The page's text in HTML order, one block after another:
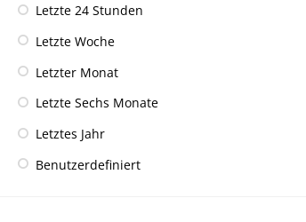
Letzte 24 Stunden
Letzte Woche
Letzter Monat
Letzte Sechs Monate
Letztes Jahr
Benutzerdefiniert